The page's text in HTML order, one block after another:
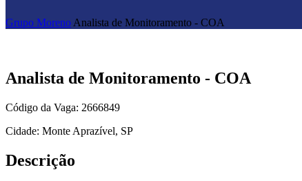
Grupo Moreno Analista de Monitoramento - COA
Analista de Monitoramento - COA
Código da Vaga: 2666849
Cidade: Monte Aprazível, SP
Descrição